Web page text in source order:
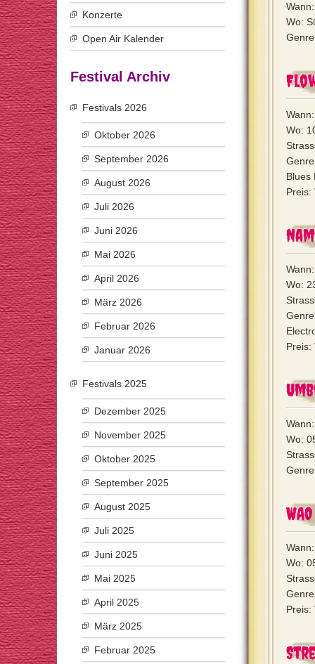
Wo:
Wo:
Blues
Preis:
Wo:
Preis:
Wo:
Wo:
Preis:
Konzerte
Open Air Kalender
Festival Archiv
Festivals 2026
Oktober 2026
September 2026
August 2026
Juli 2026
Juni 2026
Mai 2026
April 2026
März 2026
Februar 2026
Januar 2026
Festivals 2025
Dezember 2025
November 2025
Oktober 2025
September 2025
August 2025
Juli 2025
Juni 2025
Mai 2025
April 2025
März 2025
Februar 2025